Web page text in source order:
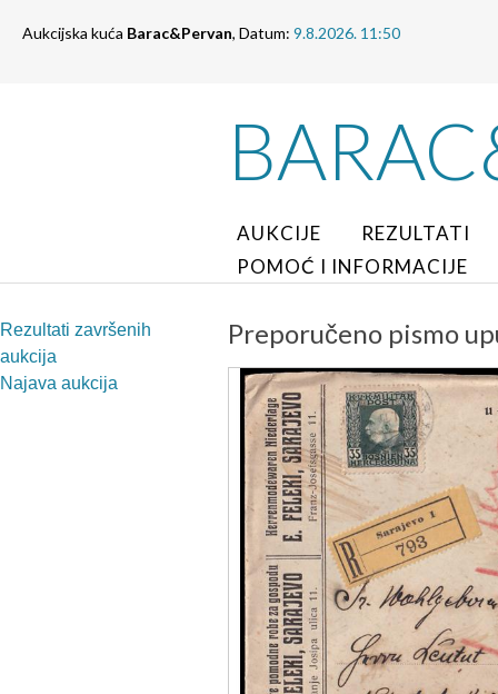
Aukcijska kuća Barac&Pervan, Datum: 9.8.2026. 11:50
AUKCIJE
REZULTATI
POMOĆ I INFORMACIJE
Rezultati završenih
aukcija
Najava aukcija
Preporučeno pismo